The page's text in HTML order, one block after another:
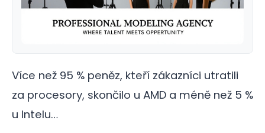
Více než 95 % peněz, kteří zákazníci utratili
za procesory, skončilo u AMD a méně než 5 %
u Intelu…